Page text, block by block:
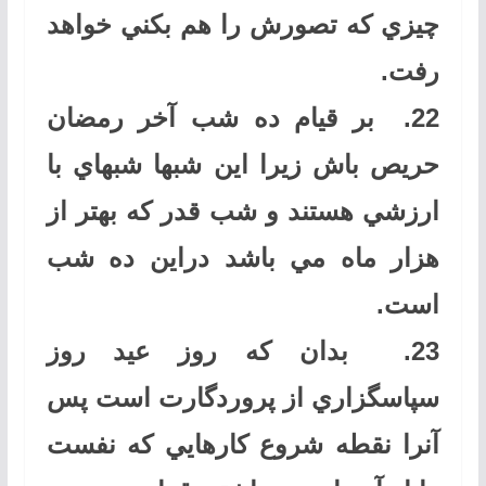
چيزي كه تصورش را هم بكني خواهد
رفت.
22.
بر قيام ده شب آخر رمضان
حريص باش زيرا اين شبها شبهاي با
ارزشي هستند و شب قدر كه بهتر از
هزار ماه مي باشد دراين ده شب
است.
23.
بدان كه روز عيد روز
سپاسگزاري از پروردگارت است پس
آنرا نقطه شروع كارهايي كه نفست